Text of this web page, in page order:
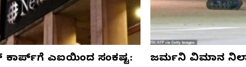
ಕಾರ್ಪ್‌ಗೆ ಎಐಯಿಂದ ಸಂಕಷ್ಟ:
ಜರ್ಮನಿ ವಿಮಾನ